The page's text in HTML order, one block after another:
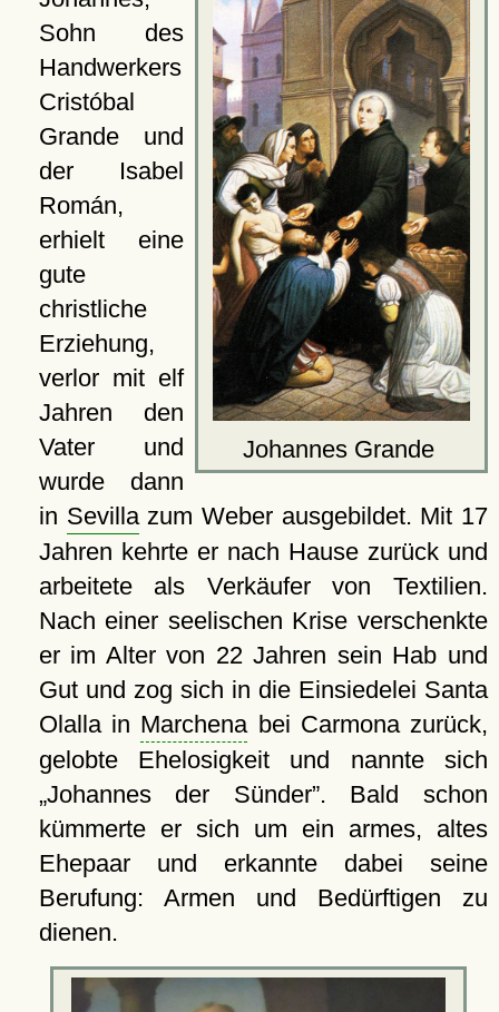
Johannes Grande
Sohn des
Handwerkers
Cristóbal
Grande und
der Isabel
Román,
erhielt eine
gute
christliche
Erziehung,
verlor mit elf
Jahren den
Vater und
wurde dann
in Sevillazum Weber ausgebildet. Mit 17
Jahren kehrte er nach Hause zurück und
arbeitete als Verkäufer von Textilien.
Nach einer seelischen Krise verschenkte
er im Alter von 22 Jahren sein Hab und
Gut und zog sich in die Einsiedelei Santa
Olalla in Marchenabei Carmona zurück,
gelobte Ehelosigkeit und nannte sich
Johannes der Sünder . Bald schon
kümmerte er sich um ein armes, altes
Ehepaar und erkannte dabei seine
Berufung: Armen und Bedürftigen zu
dienen.